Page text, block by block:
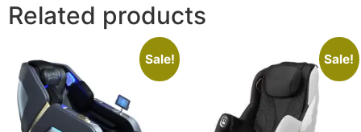
Related products
Sale! Sale!